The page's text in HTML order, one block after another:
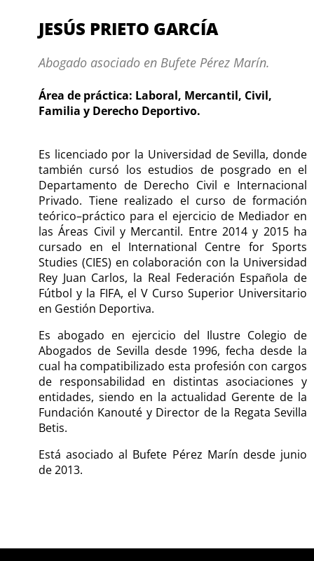
JESÚS PRIETO GARCÍA
Abogado asociado en Bufete Pérez Marín.
Área de práctica: Laboral, Mercantil, Civil,
Familia y Derecho Deportivo.
Es licenciado por la Universidad de Sevilla, donde
también cursó los estudios de posgrado en el
Departamento de Derecho Civil e Internacional
Privado. Tiene realizado el curso de formación
teórico–práctico para el ejercicio de Mediador en
las Áreas Civil y Mercantil. Entre 2014 y 2015 ha
cursado en el International Centre for Sports
Studies (CIES) en colaboración con la Universidad
Rey Juan Carlos, la Real Federación Española de
Fútbol y la FIFA, el V Curso Superior Universitario
en Gestión Deportiva.
Es abogado en ejercicio del Ilustre Colegio de
Abogados de Sevilla desde 1996, fecha desde la
cual ha compatibilizado esta profesión con cargos
de responsabilidad en distintas asociaciones y
entidades, siendo en la actualidad Gerente de la
Fundación Kanouté y Director de la Regata Sevilla
Betis.
Está asociado al Bufete Pérez Marín desde junio
de 2013.